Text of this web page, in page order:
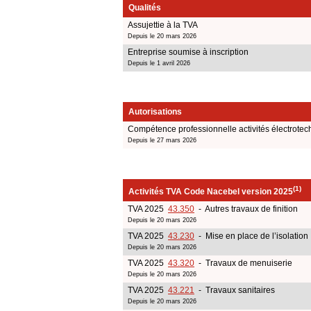
Qualités
Assujettie à la TVA
Depuis le 20 mars 2026
Entreprise soumise à inscription
Depuis le 1 avril 2026
Autorisations
Compétence professionnelle activités
Depuis le 27 mars 2026
Activités TVA Code Nacebel version 2025(1)
TVA 2025 43.350 - Autres travaux de finition
Depuis le 20 mars 2026
TVA 2025 43.230 - Mise en place de l’isolation
Depuis le 20 mars 2026
TVA 2025 43.320 - Travaux de menuiserie
Depuis le 20 mars 2026
TVA 2025 43.221 - Travaux sanitaires
Depuis le 20 mars 2026